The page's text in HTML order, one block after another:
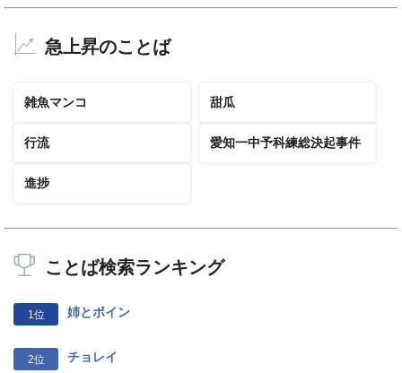
急上昇のことば
雑魚マンコ 甜瓜
行流 愛知一中予科練総決起事件
進捗
ことば検索ランキング
1位 姉とボイン
2位 チョレイ